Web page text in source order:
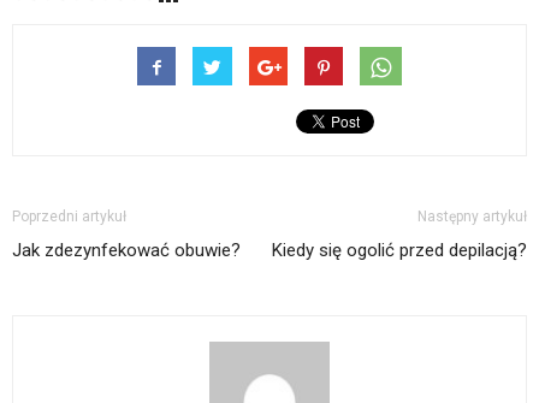
Poprzedni artykuł
Jak zdezynfekować obuwie?
Następny artykuł
Kiedy się ogolić przed depilacją?